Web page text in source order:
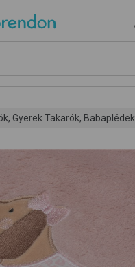
Gyerek Takarók, Babaplédek